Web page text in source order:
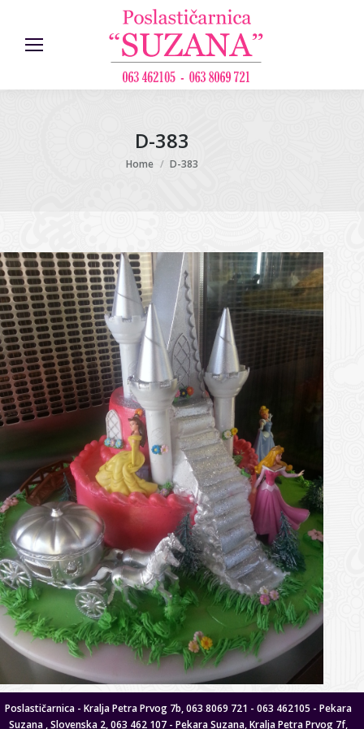
D-383
You are here:
Home D-383
Poslastičarnica - Kralja Petra Prvog 7b, 063 8069 721 - 063 462105 - Pekara
Suzana , Slovenska 2, 063 462 107 - Pekara Suzana, Kralja Petra Prvog 7f,